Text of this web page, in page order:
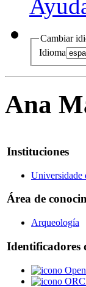
Cambiar
Idioma
Ana
Instituciones
Universidade
Área de
Arqueología
Identificadores